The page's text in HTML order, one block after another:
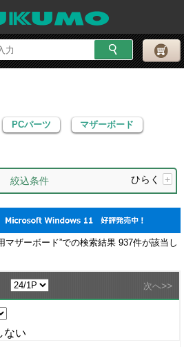
PCパーツ
マザーボード
PCパーツ マザーボード
絞込条件 ひらく +
マザーボード”での検索結果 937件が該当し
次へ>>
ない